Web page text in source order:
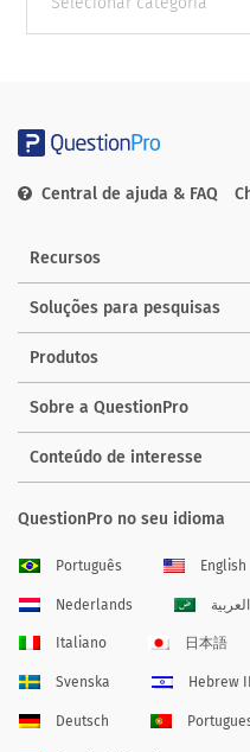
Categorias
Central de ajuda & FAQ
Recursos
Soluções para pesquisas
Produtos
Sobre a QuestionPro
Conteúdo de interesse
QuestionPro no seu idioma
Português English
Nederlands العربية
Italiano 日本語
Svenska Hebrew
Deutsch